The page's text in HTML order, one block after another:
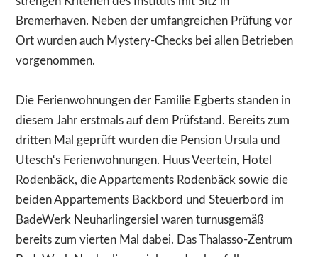
Bremerhaven. Neben der umfangreichen Prüfung vor
Ort wurden auch Mystery-Checks bei allen Betrieben
vorgenommen.
Die Ferienwohnungen der Familie Egberts standen in
diesem Jahr erstmals auf dem Prüfstand. Bereits zum
dritten Mal geprüft wurden die Pension Ursula und
Utesch‘s Ferienwohnungen. Huus Veertein, Hotel
Rodenbäck, die Appartements Rodenbäck sowie die
beiden Appartements Backbord und Steuerbord im
BadeWerk Neuharlingersiel waren turnusgemäß
bereits zum vierten Mal dabei. Das Thalasso-Zentrum